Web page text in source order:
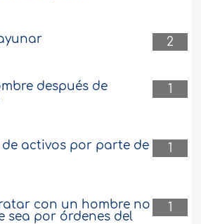
2
1
después de
1
activos por parte de
1
con un hombre no
sea por órdenes del